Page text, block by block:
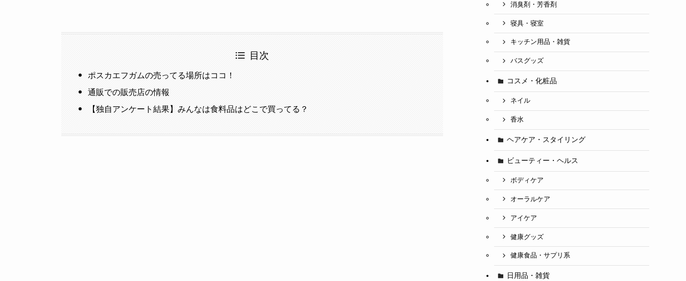
目次
ポスカエフガムの売ってる場所はココ！
通販での販売店の情報
【独自アンケート結果】みんなは食料品はどこで買ってる？
消臭剤・芳香剤
寝具・寝室
キッチン用品・雑貨
バスグッズ
コスメ・化粧品
ネイル
香水
ヘアケア・スタイリング
ビューティー・ヘルス
ボディケア
オーラルケア
アイケア
健康グッズ
健康食品・サプリ系
日用品・雑貨